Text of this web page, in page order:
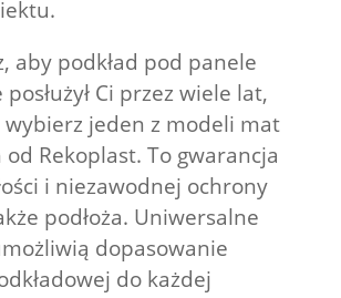
aby podkład pod panele
posłużył Ci przez wiele lat,
wybierz jeden z modeli mat
Rekoplast. To gwarancja
i niezawodnej ochrony
podłoża. Uniwersalne
dopasowanie
do każdej